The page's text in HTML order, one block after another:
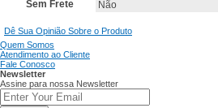
Sem Frete Não
Dê Sua Opinião Sobre o Produto
Quem Somos
Atendimento ao Cliente
Fale Conosco
Newsletter
Assine para nossa Newsletter